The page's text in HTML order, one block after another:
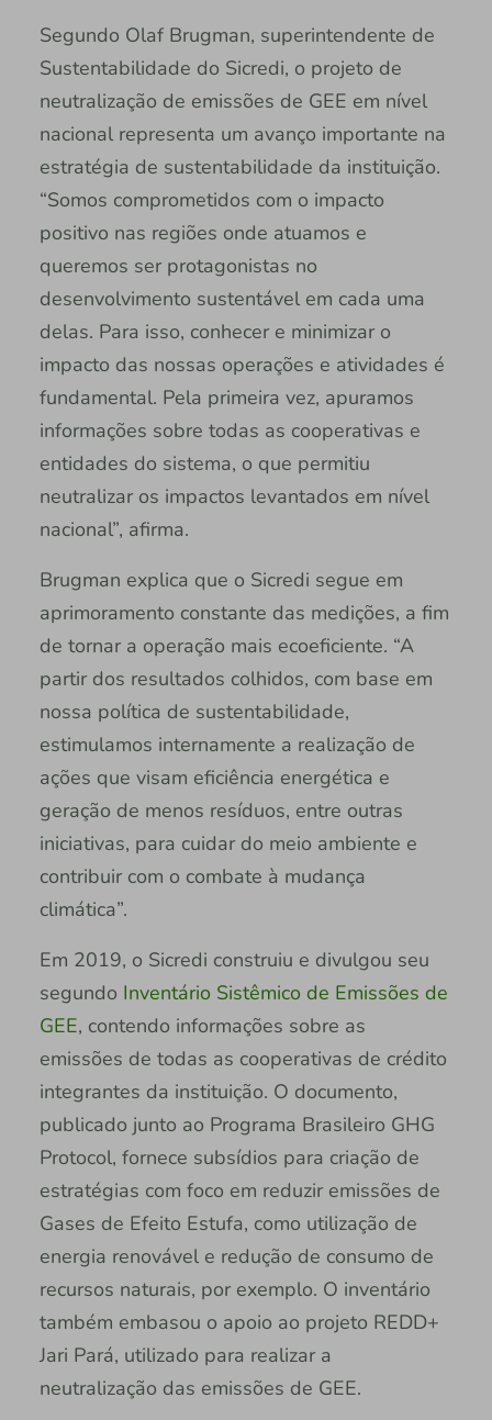
Segundo Olaf Brugman, superintendente de
Sustentabilidade do Sicredi, o projeto de
neutralização de emissões de GEE em nível
nacional representa um avanço importante na
estratégia de sustentabilidade da instituição.
“Somos comprometidos com o impacto
positivo nas regiões onde atuamos e
queremos ser protagonistas no
desenvolvimento sustentável em cada uma
delas. Para isso, conhecer e minimizar o
impacto das nossas operações e atividades é
fundamental. Pela primeira vez, apuramos
informações sobre todas as cooperativas e
entidades do sistema, o que permitiu
neutralizar os impactos levantados em nível
nacional”, afirma.
Brugman explica que o Sicredi segue em
aprimoramento constante das medições, a fim
de tornar a operação mais ecoeficiente. “A
partir dos resultados colhidos, com base em
nossa política de sustentabilidade,
estimulamos internamente a realização de
ações que visam eficiência energética e
geração de menos resíduos, entre outras
iniciativas, para cuidar do meio ambiente e
contribuir com o combate à mudança
climática”.
Em 2019, o Sicredi construiu e divulgou seu
segundo Inventário Sistêmico de Emissões de
GEE, contendo informações sobre as
emissões de todas as cooperativas de crédito
integrantes da instituição. O documento,
publicado junto ao Programa Brasileiro GHG
Protocol, fornece subsídios para criação de
estratégias com foco em reduzir emissões de
Gases de Efeito Estufa, como utilização de
energia renovável e redução de consumo de
recursos naturais, por exemplo. O inventário
também embasou o apoio ao projeto REDD+
Jari Pará, utilizado para realizar a
neutralização das emissões de GEE.